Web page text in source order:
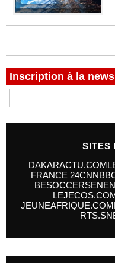
Inscription à la
SITES
DAKARACTU.COM
FRANCE 24CNN
BESOCCER
JEUNEAFRIQUE.COM
RTS.SN